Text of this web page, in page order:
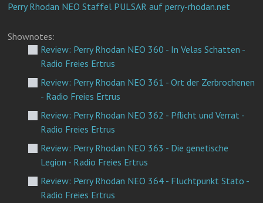
Perry Rhodan NEO Staffel PULSAR auf perry-rhodan.net
Shownotes:
Review: Perry Rhodan NEO 360 - In Velas Schatten -
Radio Freies Ertrus
Review: Perry Rhodan NEO 361 - Ort der Zerbrochenen
- Radio Freies Ertrus
Review: Perry Rhodan NEO 362 - Pflicht und Verrat -
Radio Freies Ertrus
Review: Perry Rhodan NEO 363 - Die genetische
Legion - Radio Freies Ertrus
Review: Perry Rhodan NEO 364 - Fluchtpunkt Stato -
Radio Freies Ertrus